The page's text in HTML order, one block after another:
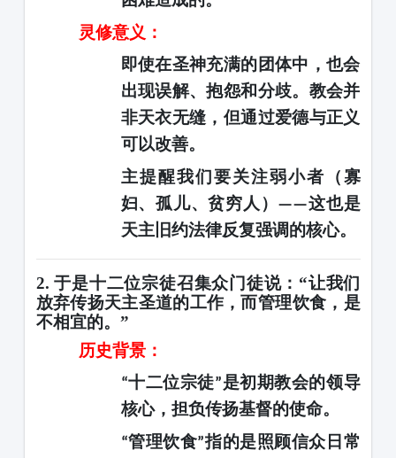
灵修意义：
即使在圣神充满的团体中，也会
出现误解、抱怨和分歧。教会并
非天衣无缝，但通过爱德与正义
可以改善。
主提醒我们要关注弱小者（寡
妇、孤儿、贫穷人） ——这也是
天主旧约法律反复强调的核心。
2. 于是十二位宗徒召集众门徒说：“让我们
放弃传扬天主圣道的工作，而管理饮食，是
不相宜的。”
历史背景：
“十二位宗徒”是初期教会的领导
核心，担负传扬基督的使命。
“管理饮食”指的是照顾信众日常